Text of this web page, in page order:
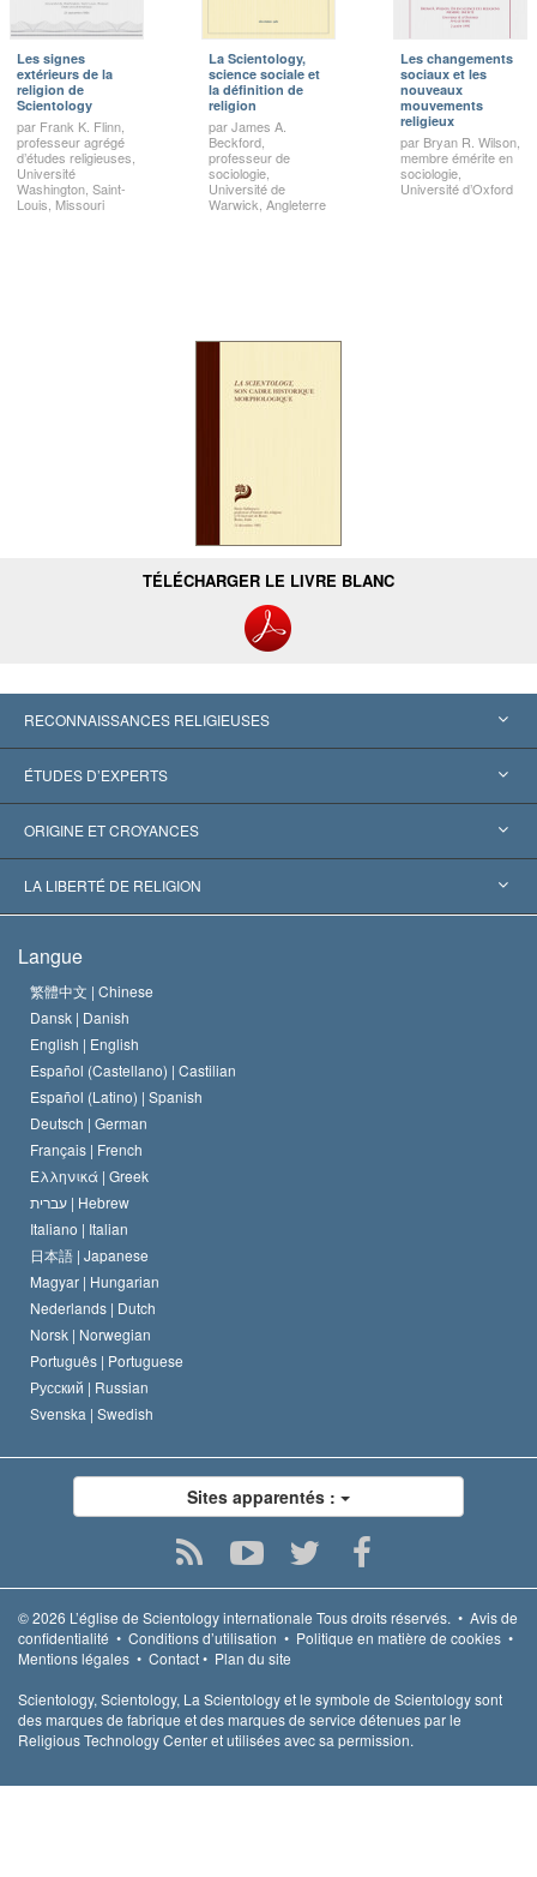
Les signes
extérieurs de la
religion de
Scientology
par Frank K. Flinn,
professeur agrégé
d’études religieuses,
Université
Washington, Saint-
Louis, Missouri
La Scientology,
science sociale et
la définition de
religion
par James A.
Beckford,
professeur de
sociologie,
Université de
Warwick, Angleterre
Les changements
sociaux et les
nouveaux
mouvements
religieux
par Bryan R. Wilson,
membre émérite en
sociologie,
Université d’Oxford
TÉLÉCHARGER LE LIVRE BLANC
RECONNAISSANCES RELIGIEUSES
États-Unis
Reconnaissances internationales
Décisions historiques
ÉTUDES D’EXPERTS
Expertises par catégorie
Les plus grands experts au monde
ORIGINE ET CROYANCES
L. Ron Hubbard
Le Credo de l’église de Scientology
Le Code du scientologue
David Miscavige
LA LIBERTÉ DE RELIGION
Les normes internationales des droits de l’homme
Proclamation sur la religion
Langue
繁體中文 | Chinese
Dansk | Danish
English | English
Español (Castellano) | Castilian
Español (Latino) | Spanish
Deutsch | German
Français | French
Ελληνικά | Greek
עברית | Hebrew
Italiano | Italian
日本語 | Japanese
Magyar | Hungarian
Nederlands | Dutch
Norsk | Norwegian
Português | Portuguese
Русский | Russian
Svenska | Swedish
Sites apparentés :
© 2026 L’église de Scientology internationale Tous droits réservés. • Avis de
confidentialité • Conditions d’utilisation • Politique en matière de cookies •
Mentions légales • Contact• Plan du site
Scientology, Scientology, La Scientology et le symbole de Scientology sont
des marques de fabrique et des marques de service détenues par le
Religious Technology Center et utilisées avec sa permission.